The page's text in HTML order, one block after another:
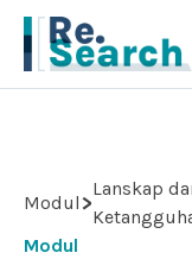
Modul>
Lanskap
Modul